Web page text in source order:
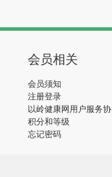
会员相关
会员须知
注册登录
以岭健康网用户服务协
议
积分和等级
忘记密码